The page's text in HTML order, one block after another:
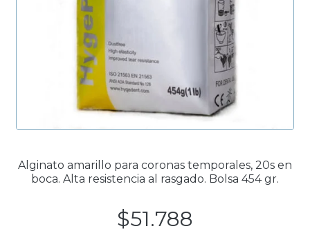
Productos Destacados ▸
Ofertas y Promociones ▸
Nuevos Lanzamientos ▸
Alginato amarillo para coronas temporales, 20s en
boca. Alta resistencia al rasgado. Bolsa 454 gr.
$51.788